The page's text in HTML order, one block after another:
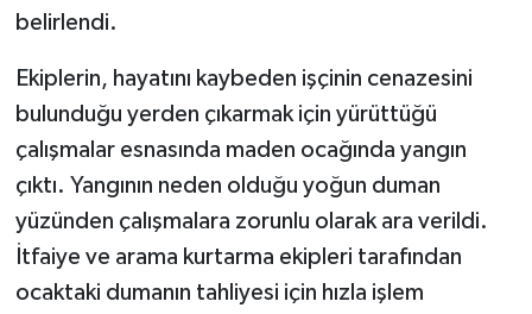
belirlendi.
Ekiplerin, hayatını kaybeden işçinin cenazesini
bulunduğu yerden çıkarmak için yürüttüğü
çalışmalar esnasında maden ocağında yangın
çıktı. Yangının neden olduğu yoğun duman
yüzünden çalışmalara zorunlu olarak ara verildi.
İtfaiye ve arama kurtarma ekipleri tarafından
ocaktaki dumanın tahliyesi için hızla işlem